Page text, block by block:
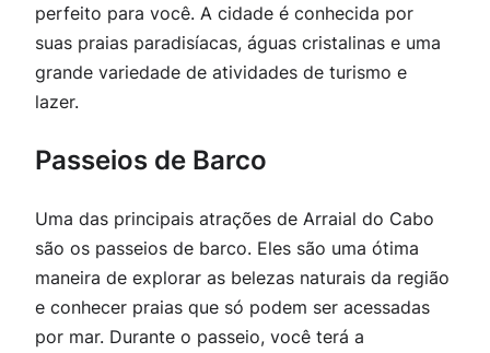
perfeito para você. A cidade é conhecida por
suas praias paradisíacas, águas cristalinas e uma
grande variedade de atividades de turismo e
lazer.
Passeios de Barco
Uma das principais atrações de Arraial do Cabo
são os passeios de barco. Eles são uma ótima
maneira de explorar as belezas naturais da região
e conhecer praias que só podem ser acessadas
por mar. Durante o passeio, você terá a